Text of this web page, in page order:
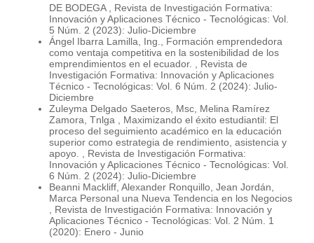
DE BODEGA
Revista de Investigación Formativa:
Innovación y Aplicaciones Técnico - Tecnológicas: Vol.
5 Núm. 2 (2023): Julio-Diciembre
Ángel Ibarra Lamilla, Ing., Formación emprendedora
como ventaja competitiva en la sostenibilidad de los
emprendimientos en el ecuador.
Revista de
Investigación Formativa: Innovación y Aplicaciones
Técnico - Tecnológicas: Vol. 6 Núm. 2 (2024): Julio-
Diciembre
Zuleyma Delgado Saeteros, Msc, Melina Ramírez
Zamora, Tnlga , Maximizando el éxito estudiantil: El
proceso del seguimiento académico en la educación
superior como estrategia de rendimiento, asistencia y
apoyo.
Revista de Investigación Formativa:
Innovación y Aplicaciones Técnico - Tecnológicas: Vol.
6 Núm. 2 (2024): Julio-Diciembre
Beanni Mackliff, Alexander Ronquillo, Jean Jordán,
Marca Personal una Nueva Tendencia en los Negocios
Revista de Investigación Formativa: Innovación y
Aplicaciones Técnico - Tecnológicas: Vol. 2 Núm. 1
(2020): Enero - Junio